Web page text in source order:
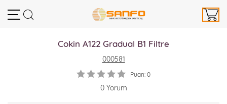
Cokin A122 Gradual B1 Filtre
000581
Puan: 0
0 Yorum